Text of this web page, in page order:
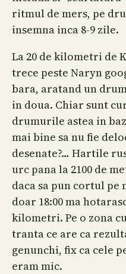
ritmul de mers, pe
insemna inca 8-9 zile.
La 20 de kilometri de
trece peste Naryn
bara, aratand un
in doua. Chiar sunt
drumurile astea in
mai bine sa nu fie
desenate?… Hartile
urc pana la 2100 de
daca sa pun cortul
doar 18:00 ma
kilometri. Pe o zona
tranta ce are ca
genunchi, fix ca cele
eram mic.